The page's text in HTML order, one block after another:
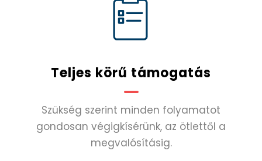
Teljes körű támogatás
Szükség szerint minden folyamatot
gondosan végigkísérünk, az ötlettől a
megvalósításig.